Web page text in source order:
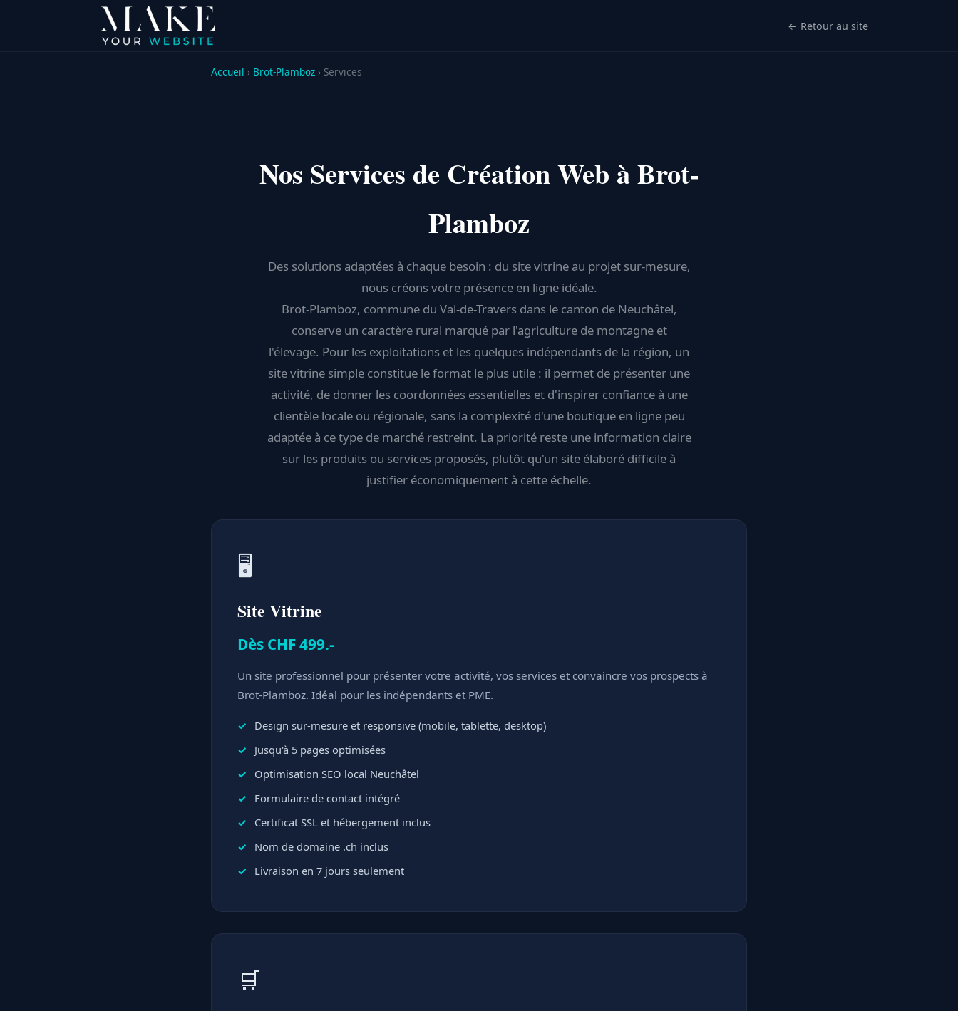
← Retour au site
Accueil › Brot-Plamboz › Services
Nos Services de Création Web à Brot-
Plamboz
Des solutions adaptées à chaque besoin : du site vitrine au projet sur-mesure,
nous créons votre présence en ligne idéale.
Brot-Plamboz, commune du Val-de-Travers dans le canton de Neuchâtel,
conserve un caractère rural marqué par l'agriculture de montagne et
l'élevage. Pour les exploitations et les quelques indépendants de la région, un
site vitrine simple constitue le format le plus utile : il permet de présenter une
activité, de donner les coordonnées essentielles et d'inspirer confiance à une
clientèle locale ou régionale, sans la complexité d'une boutique en ligne peu
adaptée à ce type de marché restreint. La priorité reste une information claire
sur les produits ou services proposés, plutôt qu'un site élaboré difficile à
justifier économiquement à cette échelle.
🖥️
Site Vitrine
Dès CHF 499.-
Un site professionnel pour présenter votre activité, vos services et convaincre vos prospects à
Brot-Plamboz. Idéal pour les indépendants et PME.
Design sur-mesure et responsive (mobile, tablette, desktop)
Jusqu'à 5 pages optimisées
Optimisation SEO local Neuchâtel
Formulaire de contact intégré
Certificat SSL et hébergement inclus
Nom de domaine .ch inclus
Livraison en 7 jours seulement
🛒